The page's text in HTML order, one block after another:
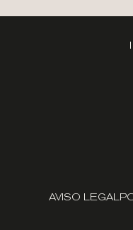
AVISO LEGAL